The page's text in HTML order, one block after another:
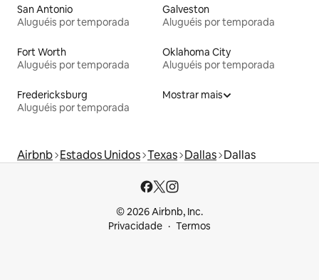
San Antonio
Aluguéis por temporada
Galveston
Aluguéis por temporada
Fort Worth
Aluguéis por temporada
Oklahoma City
Aluguéis por temporada
Fredericksburg
Aluguéis por temporada
Mostrar mais
Airbnb Estados Unidos Texas Dallas Dallas
© 2026 Airbnb, Inc.
Privacidade
Termos